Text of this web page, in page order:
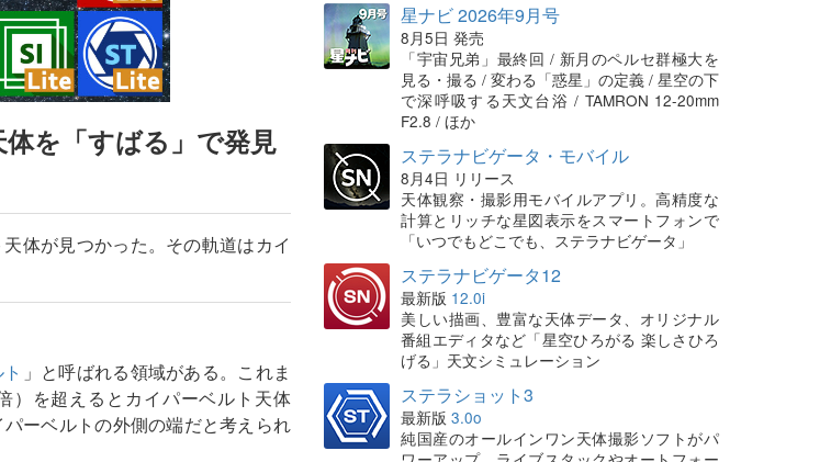
を「すばる」で発見
体が見つかった。その軌道はカイ
」と呼ばれる領域がある。これま
）を超えるとカイパーベルト天体
ーベルトの外側の端だと考えられ
星ナビ 2026年9月号
8月5日 発売
「宇宙兄弟」最終回 / 新月のペルセ群極大を
見る・撮る / 変わる「惑星」の定義 / 星空の下
で深呼吸する天文台浴 / TAMRON 12-20mm
F2.8 / ほか
ステラナビゲータ・モバイル
8月4日 リリース
天体観察・撮影用モバイルアプリ。高精度な
計算とリッチな星図表示をスマートフォンで
「いつでもどこでも、ステラナビゲータ」
ステラナビゲータ12
最新版 12.0i
美しい描画、豊富な天体データ、オリジナル
番組エディタなど「星空ひろがる 楽しさひろ
げる」天文シミュレーション
ステラショット3
最新版 3.0o
純国産のオールインワン天体撮影ソフトがパ